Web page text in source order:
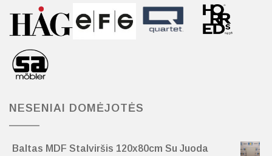
NESENIAI DOMĖJOTĖS
Baltas MDF Stalviršis 120x80cm Su Juoda